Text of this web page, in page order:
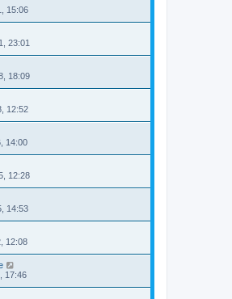
15:06
23:01
18:09
12:52
14:00
12:28
14:53
12:08
17:46